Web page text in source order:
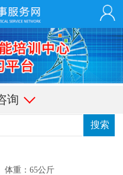
询
：65公斤